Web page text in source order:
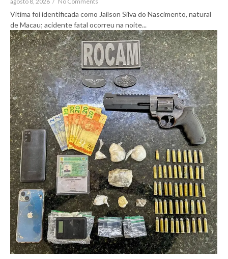
Vítima foi identificada como Jailson Silva do Nascimento, natural
de Macau; acidente fatal ocorreu na noite...